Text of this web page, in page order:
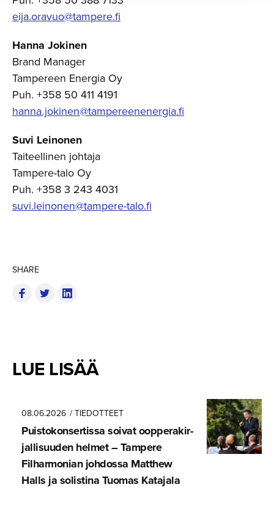
SHARE
eija.oravuo@tampere.fi
Hanna Jokinen
Brand Manager
Tampereen Energia Oy
Puh. +358 50 411 4191
hanna.jokinen@tampereenenergia.fi
Suvi Leinonen
Taiteellinen johtaja
Tampere-talo Oy
Puh. +358 3 243 4031
suvi.leinonen@tampere-talo.fi
LUE LISÄÄ
08.06.2026 / TIEDOTTEET
Puistokon­ser­tissa soivat oopperakir­
jal­li­suuden helmet – Tampere
Filharmonian johdossa Matthew
Halls ja solistina Tuomas Katajala